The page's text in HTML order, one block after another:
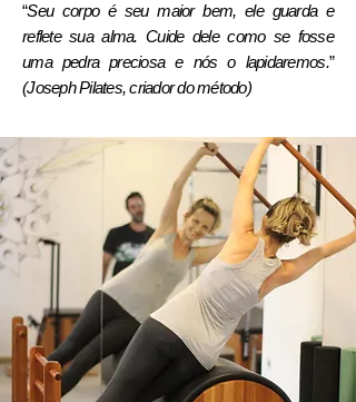
“Seu corpo é seu maior bem, ele guarda e
reflete sua alma. Cuide dele como se fosse
uma pedra preciosa e nós o lapidaremos.”
(Joseph Pilates, criador do método)